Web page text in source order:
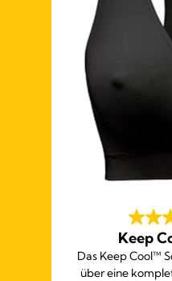
Keep
Das Keep Cool™
über eine